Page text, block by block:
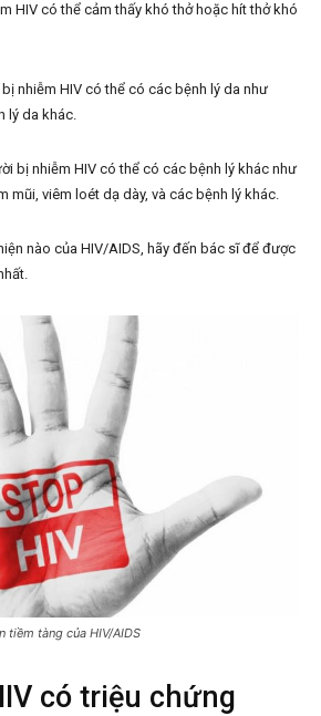
HIV có thể cảm thấy khó thở hoặc hít thở khó
nhiễm HIV có thể có các bệnh lý da như
lý da khác.
bị nhiễm HIV có thể có các bệnh lý khác như
mũi, viêm loét dạ dày, và các bệnh lý khác.
nào của HIV/AIDS, hãy đến bác sĩ để được
tiềm tàng của HIV/AIDS
có triệu chứng